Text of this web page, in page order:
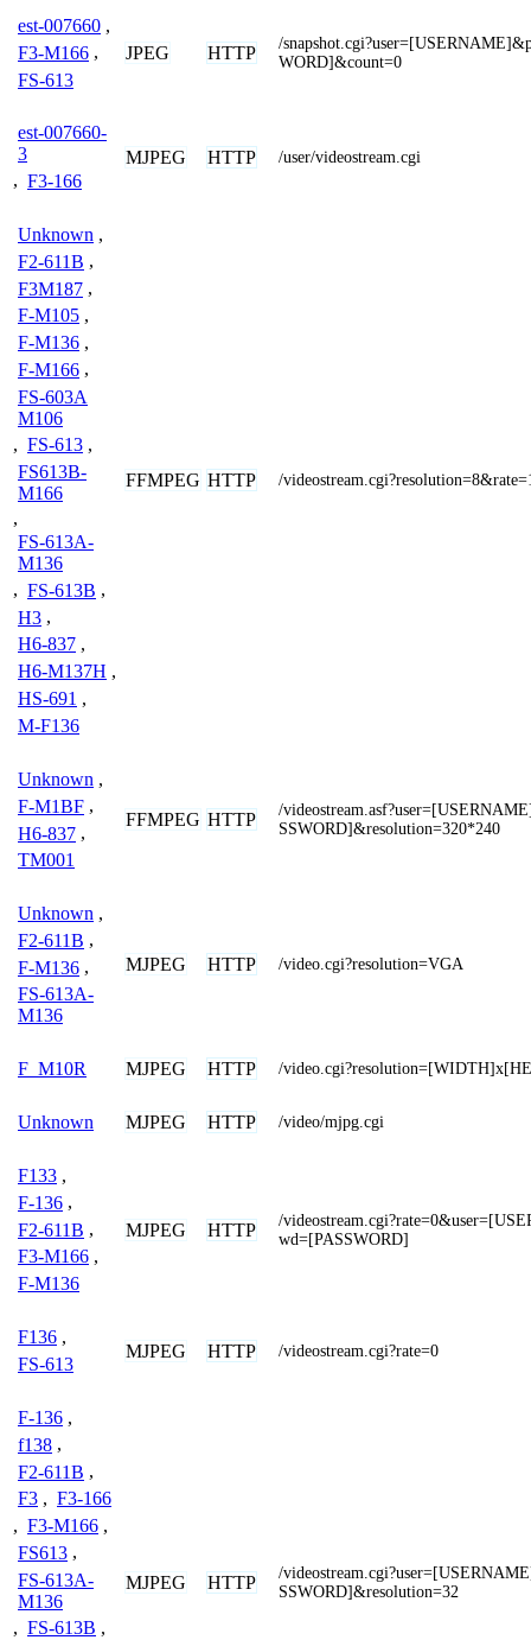
est-007660 ,
F3-M166 ,
FS-613
JPEG HTTP
/
WORD]&count=0
est-007660-
3
, F3-166
MJPEG HTTP /user/videostream.cgi
Unknown ,
F2-611B ,
F3M187 ,
F-M105 ,
F-M136 ,
F-M166 ,
FS-603A
M106
, FS-613 ,
FS613B-
M166
,
FS-613A-
M136
, FS-613B ,
H3 ,
H6-837 ,
H6-M137H ,
HS-691 ,
M-F136
FFMPEG HTTP /
Unknown ,
F-M1BF ,
H6-837 ,
TM001
FFMPEG HTTP
/
SSWORD]&resolution=320*240
Unknown ,
F2-611B ,
F-M136 ,
FS-613A-
M136
MJPEG HTTP /video.cgi?resolution=VGA
F_M10R MJPEG HTTP /
Unknown MJPEG HTTP /video/mjpg.cgi
F133 ,
F-136 ,
F2-611B ,
F3-M166 ,
F-M136
MJPEG HTTP
/
wd=[PASSWORD]
F136 ,
FS-613
MJPEG HTTP /videostream.cgi?rate=0
F-136 ,
f138 ,
F2-611B ,
F3 , F3-166
, F3-M166 ,
FS613 ,
FS-613A-
M136
, FS-613B ,
MJPEG HTTP
/
SSWORD]&resolution=32